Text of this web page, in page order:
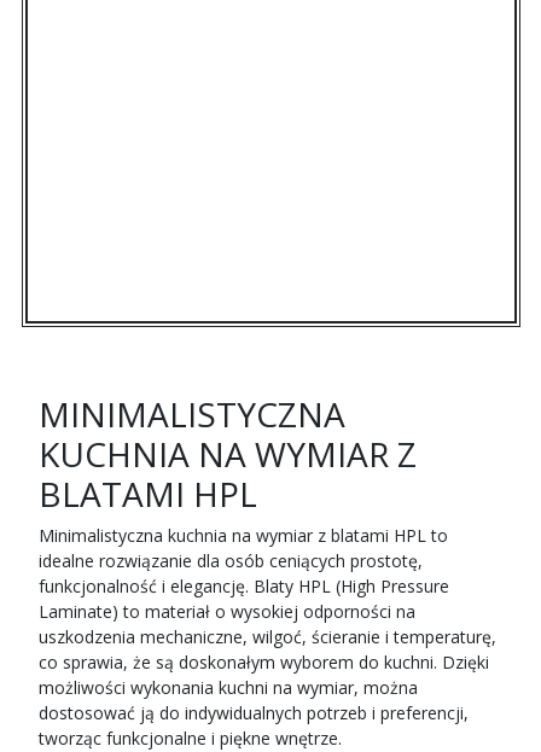
MINIMALISTYCZNA
KUCHNIA NA WYMIAR Z
BLATAMI HPL
Minimalistyczna kuchnia na wymiar z blatami HPL to
idealne rozwiązanie dla osób ceniących prostotę,
funkcjonalność i elegancję. Blaty HPL (High Pressure
Laminate) to materiał o wysokiej odporności na
uszkodzenia mechaniczne, wilgoć, ścieranie i temperaturę,
co sprawia, że są doskonałym wyborem do kuchni. Dzięki
możliwości wykonania kuchni na wymiar, można
dostosować ją do indywidualnych potrzeb i preferencji,
tworząc funkcjonalne i piękne wnętrze.